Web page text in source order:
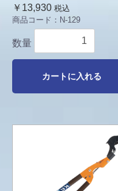
￥13,930 税込
商品コード： N-129
数量
カートに入れる